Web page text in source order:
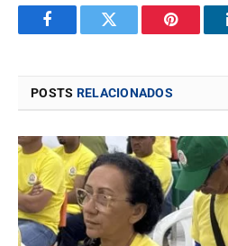
FacebookTwitter Pinterest
POSTS RELACIONADOS